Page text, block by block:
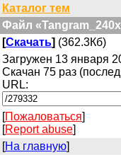
Каталог тем
Файл
[Скачать] (362.3Кб)
Загружен 13 января
Скачан 75 раз
URL:
[Пожаловаться]
[Report abuse]
[На главную]